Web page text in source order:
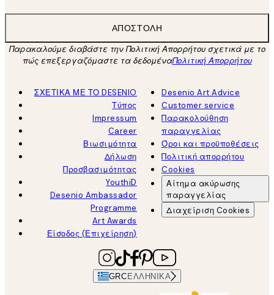
ΑΠΟΣΤΟΛΉ
Παρακαλούμε διαβάστε την Πολιτική Απορρήτου σχετικά με το
πώς επεξεργαζόμαστε τα δεδομέναΠολιτική Απορρήτου
ΣΧΕΤΙΚΑ ΜΕ ΤΟ DESENIO
Τύπος
Impressum
Career
Βιωσιμότητα
Δήλωση
Προσβασιμότητας
YouthiD
Desenio Ambassador
Programme
Art Awards
Είσοδος (Επιχείρηση)
Desenio Art Advice
Customer service
Παρακολούθηση
παραγγελίας
Όροι και προϋποθέσεις
Πολιτική απορρήτου
Cookies
Αίτημα ακύρωσης
παραγγελίας
Διαχείριση Cookies
GRC ΕΛΛΗΝΙΚΆ